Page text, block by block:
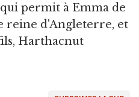
permit à Emma de
reine d'Angleterre, et
Harthacnut